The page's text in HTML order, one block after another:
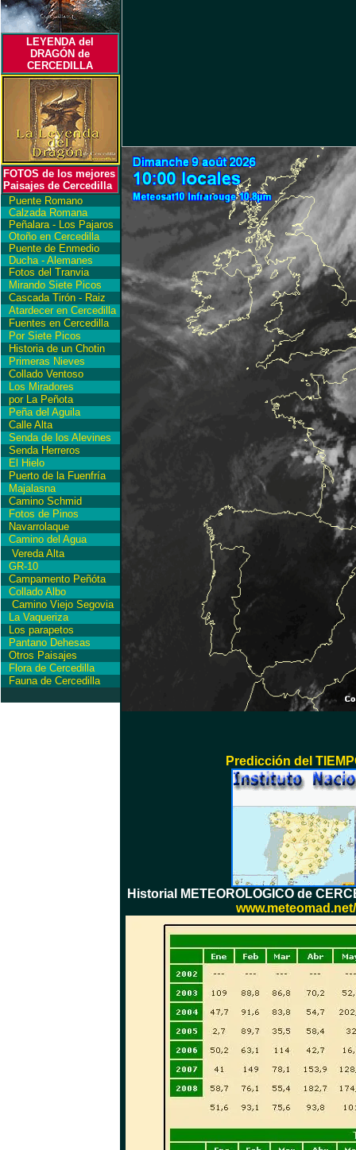
LEYENDA del
DRAGÓN de
CERCEDILLA
FOTOS de los mejores
Paisajes de Cercedilla
Puente Romano
Calzada Romana
Peñalara - Los Pajaros
Otoño en Cercedilla
Puente de Enmedio
Ducha - Alemanes
Fotos del Tranvia
Mirando Siete Picos
Cascada Tirón - Raiz
Atardecer en Cercedilla
Fuentes en Cercedilla
Por Siete Picos
Historia de un Chotin
Primeras Nieves
Collado Ventoso
Los Miradores
por La Peñota
Peña del Aguila
Calle Alta
Senda de los Alevines
Senda Herreros
El Hielo
Puerto de la Fuenfría
Majalasna
Camino Schmid
Fotos de Pinos
Navarrolaque
Camino del Agua
Vereda Alta
GR-10
Campamento Peñóta
Collado Albo
Camino Viejo Segovia
La Vaqueriza
Los parapetos
Pantano Dehesas
Otros Paisajes
Flora de Cercedilla
Fauna de Cercedilla
Predicción del
Historial METEOROLOGICO de